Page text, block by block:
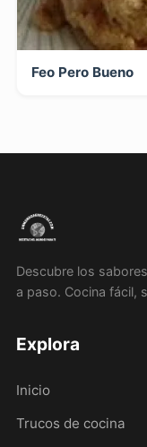
Feo Pero Bueno
Descubre los
a paso. Cocina fácil,
Explora
Inicio
Trucos de cocina